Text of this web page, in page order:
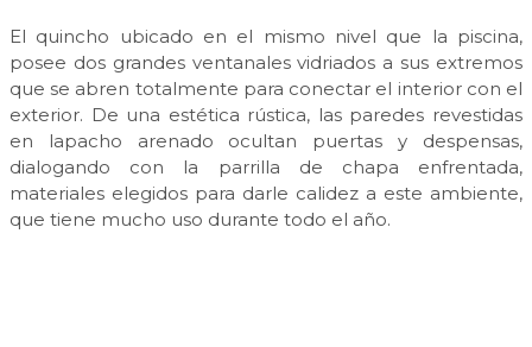
El quincho ubicado en el mismo nivel que la piscina,
posee dos grandes ventanales vidriados a sus extremos
que se abren totalmente para conectar el interior con el
exterior. De una estética rústica, las paredes revestidas
en lapacho arenado ocultan puertas y despensas,
dialogando con la parrilla de chapa enfrentada,
materiales elegidos para darle calidez a este ambiente,
que tiene mucho uso durante todo el año.